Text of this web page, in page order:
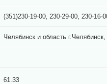
(351)230-19-00, 230-29-00, 230-16-
Челябинск и область
61.33